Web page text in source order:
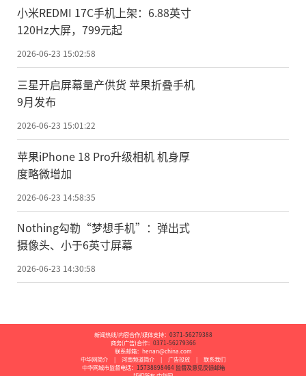
小米REDMI 17C手机上架：6.88英寸
120Hz大屏，799元起
2026-06-23 15:02:58
三星开启屏幕量产供货 苹果折叠手机
9月发布
2026-06-23 15:01:22
苹果iPhone 18 Pro升级相机 机身厚
度略微增加
2026-06-23 14:58:35
Nothing勾勒“梦想手机”：弹出式
摄像头、小于6英寸屏幕
2026-06-23 14:30:58
新闻热线/内容合作/媒体支持： 0371-56279388
商务(广告)合作： 0371-56279366
联系邮箱：henan@china.com
中华网简介
| 河南频道简介 | 广告投放 |
联系我们
中华网城市监督电话： 15738898464 监督及意见反馈邮箱